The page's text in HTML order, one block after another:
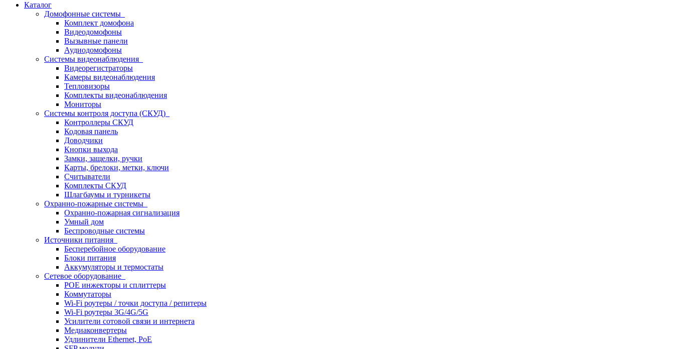
Каталог
Домофонные системы
Комплект домофона
Видеодомофоны
Вызывные панели
Аудиодомофоны
Системы видеонаблюдения
Видеорегистраторы
Камеры видеонаблюдения
Тепловизоры
Комплекты видеонаблюдения
Мониторы
Системы контроля доступа (СКУД)
Контроллеры СКУД
Кодовая панель
Доводчики
Кнопки выхода
Замки, защелки, ручки
Карты, брелоки, метки, ключи
Считыватели
Комплекты СКУД
Шлагбаумы и турникеты
Охранно-пожарные системы
Охранно-пожарная сигнализация
Умный дом
Беспроводные системы
Источники питания
Бесперебойное оборудование
Блоки питания
Аккумуляторы и термостаты
Сетевое оборудование
POE инжекторы и сплиттеры
Коммутаторы
Wi-Fi роутеры / точки доступа / репитеры
Wi-Fi роутеры 3G/4G/5G
Усилители сотовой связи и интернета
Медиаконвертеры
Удлинители Ethernet, PoE